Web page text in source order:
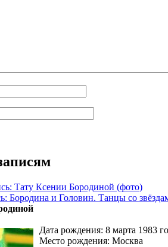
Тату Ксении Бородиной (фото)
Бородина и Головин. Танцы со
Дата рождения: 8 марта 1983
Место рождения: Москва